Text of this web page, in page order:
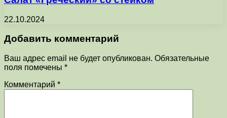
22.10.2024
Добавить комментарий
Ваш адрес email не будет опубликован. Обязательные
поля помечены *
Комментарий *